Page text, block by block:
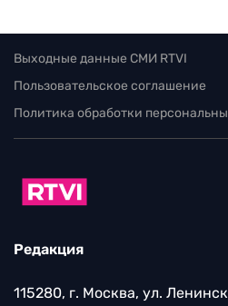
Выходные данные СМИ RTVI
Пользовательское соглашение
Политика обработки
Редакция
115280, г. Москва, ул.